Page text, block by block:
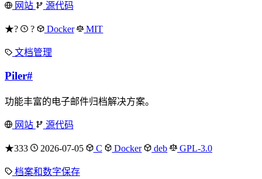
网站 源代码
★? ? Docker MIT
文档管理
Piler#
功能丰富的电子邮件归档解决方案。
网站 源代码
★333 2026-07-05 C Docker deb GPL-3.0
档案和数字保存